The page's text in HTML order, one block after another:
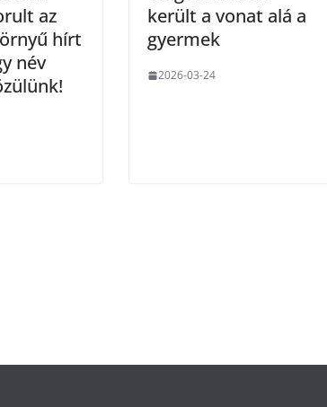
az
hírt
név
került a vonat alá a
gyermek
2026-03-24